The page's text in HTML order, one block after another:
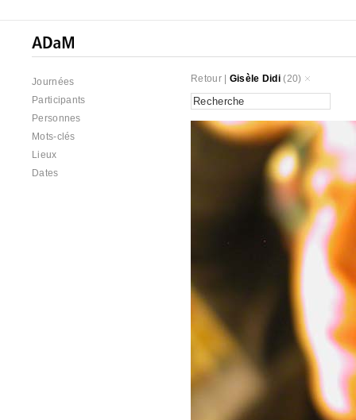
Journées
Participants
Personnes
Mots-clés
Lieux
Dates
Retour| Gisèle Didi (20)